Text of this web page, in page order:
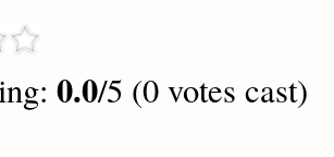
0.0/5 (0 votes cast)